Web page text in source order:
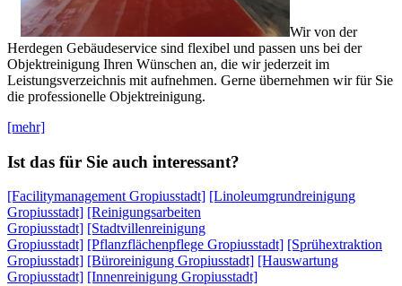
Wir von der
Herdegen Gebäudeservice sind flexibel und passen uns bei der
Objektreinigung Ihren Wünschen an, die wir jederzeit im
Leistungsverzeichnis mit aufnehmen. Gerne übernehmen wir für Sie
die professionelle Objektreinigung.
[mehr]
Ist das für Sie auch interessant?
[Facilitymanagement Gropiusstadt] [Linoleumgrundreinigung
Gropiusstadt] [Reinigungsarbeiten
Gropiusstadt] [Stadtvillenreinigung
Gropiusstadt] [Pflanzflächenpflege Gropiusstadt] [Sprühextraktion
Gropiusstadt] [Büroreinigung Gropiusstadt] [Hauswartung
Gropiusstadt] [Innenreinigung Gropiusstadt]